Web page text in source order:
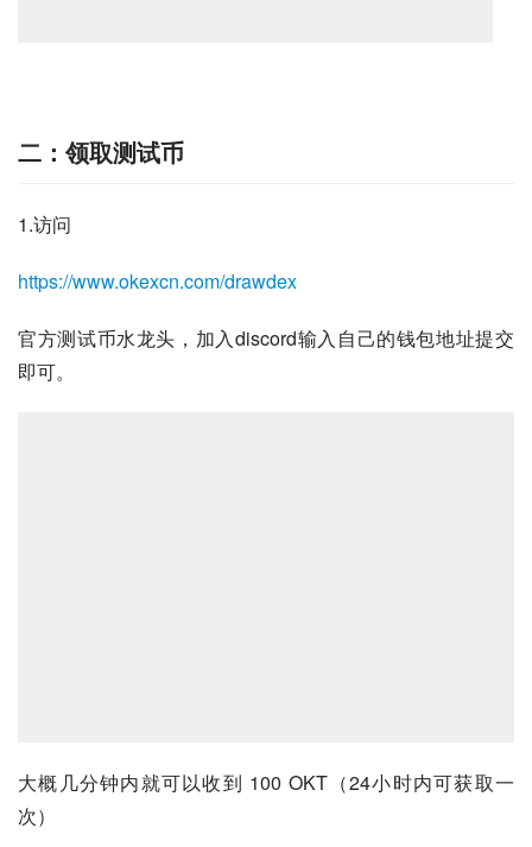
二：领取测试币
1.访问
https://www.okexcn.com/drawdex
官方测试币水龙头，加入discord输入自己的钱包地址提交
即可。
大概几分钟内就可以收到 100 OKT（24小时内可获取一
次）